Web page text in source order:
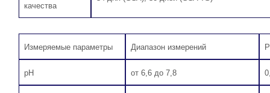
качества
Измеряемые параметры Диапазон измерений
pH от 6,6 до 7,8